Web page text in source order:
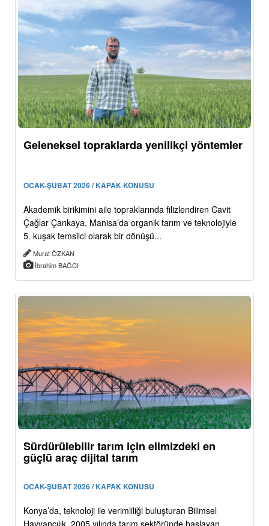
Geleneksel topraklarda yenilikçi yöntemler
OCAK-ŞUBAT 2026 / KAPAK KONUSU
Akademik birikimini aile topraklarında filizlendiren Cavit
Çağlar Çankaya, Manisa’da organik tarım ve teknolojiyle
5. kuşak temsilci olarak bir dönüşü...
Murat ÖZKAN
İbrahim BAĞCI
Sürdürülebilir tarım için elimizdeki en
güçlü araç dijital tarım
OCAK-ŞUBAT 2026 / KAPAK KONUSU
Konya’da, teknoloji ile verimliliği buluşturan Bilimsel
Hayvancılık, 2005 yılında tarım sektöründe başlayan